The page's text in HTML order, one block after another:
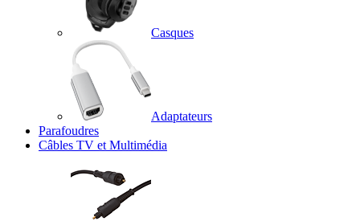
Casques
Adaptateurs
Parafoudres
Câbles TV et Multimédia